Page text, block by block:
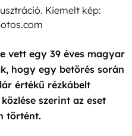
Kiemelt kép:
vett egy 39 éves magyar
hogy egy betörés során
értékű rézkábelt
szerint az eset
történt.